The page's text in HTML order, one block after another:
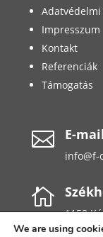
Impresszum
Kontakt
Referenciák
Támogatás
 E-
info@f-

1158
We are using